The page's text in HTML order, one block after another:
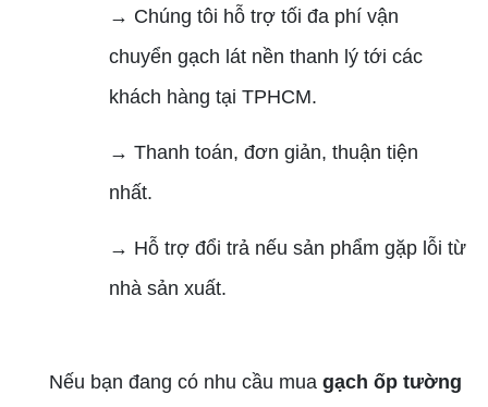
→ Chúng tôi hỗ trợ tối đa phí vận
chuyển gạch lát nền thanh lý tới các
khách hàng tại TPHCM.
→ Thanh toán, đơn giản, thuận tiện
nhất.
→ Hỗ trợ đổi trả nếu sản phẩm gặp lỗi từ
nhà sản xuất.
Nếu bạn đang có nhu cầu mua gạch ốp tường